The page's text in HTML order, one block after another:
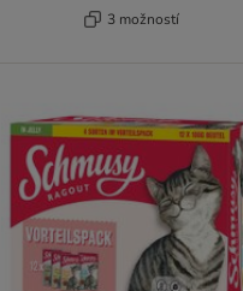
3 možností